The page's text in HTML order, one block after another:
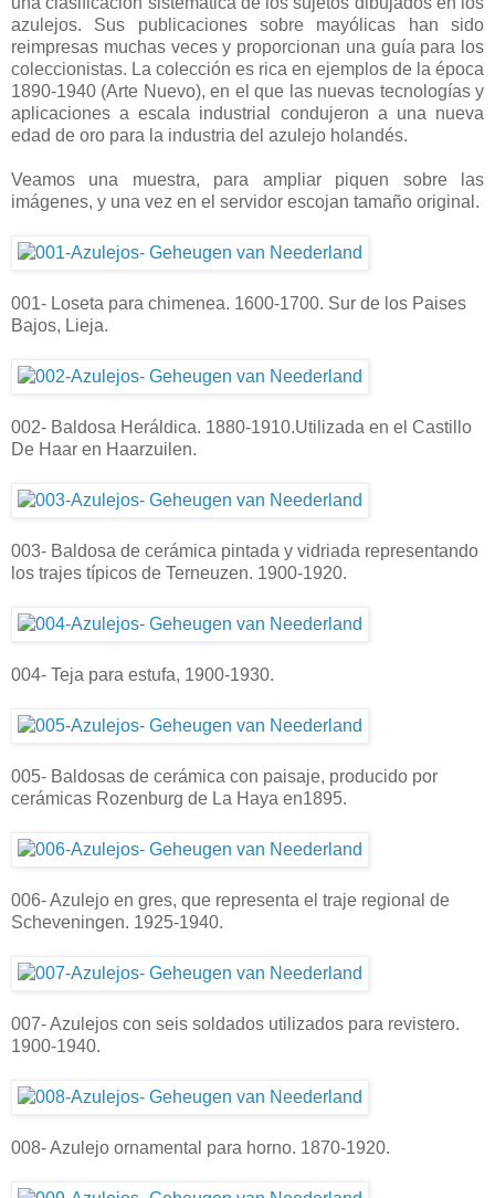
azulejos. Sus publicaciones sobre mayólicas han sido
reimpresas muchas veces y proporcionan una guía para los
coleccionistas. La colección es rica en ejemplos de la época
1890-1940 (Arte Nuevo), en el que las nuevas tecnologías y
aplicaciones a escala industrial condujeron a una nueva
edad de oro para la industria del azulejo holandés.
Veamos una muestra, para ampliar piquen sobre las
imágenes, y una vez en el servidor escojan tamaño original.
001- Loseta para chimenea. 1600-1700. Sur de los Paises
Bajos, Lieja.
002- Baldosa Heráldica. 1880-1910.Utilizada en el Castillo
De Haar en Haarzuilen.
003- Baldosa de cerámica pintada y vidriada representando
los trajes típicos de Terneuzen. 1900-1920.
004- Teja para estufa, 1900-1930.
005- Baldosas de cerámica con paisaje, producido por
cerámicas Rozenburg de La Haya en1895.
006- Azulejo en gres, que representa el traje regional de
Scheveningen. 1925-1940.
007- Azulejos con seis soldados utilizados para revistero.
1900-1940.
008- Azulejo ornamental para horno. 1870-1920.